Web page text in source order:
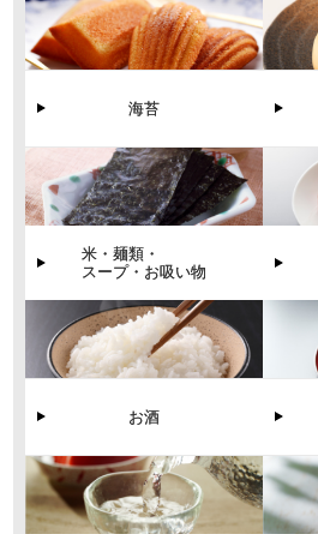
海苔
米・麺類・
スープ・お吸い物
お酒